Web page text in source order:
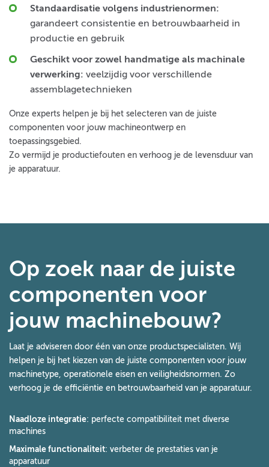
Standaardisatie volgens industrienormen:
garandeert consistentie en betrouwbaarheid in
productie en gebruik
Geschikt voor zowel handmatige als machinale
verwerking: veelzijdig voor verschillende
assemblagetechnieken
Onze experts helpen je bij het selecteren van de juiste
componenten voor jouw machineontwerp en
toepassingsgebied.
Zo vermijd je productiefouten en verhoog je de levensduur van
je apparatuur.
Op zoek naar de juiste
componenten voor
jouw machinebouw?
Laat je adviseren door één van onze productspecialisten. Wij
helpen je bij het kiezen van de juiste componenten voor jouw
machinetype, operationele eisen en veiligheidsnormen. Zo
verhoog je de efficiëntie en betrouwbaarheid van je apparatuur.
Naadloze integratie: perfecte compatibiliteit met diverse
machines
Maximale functionaliteit: verbeter de prestaties van je
apparatuur